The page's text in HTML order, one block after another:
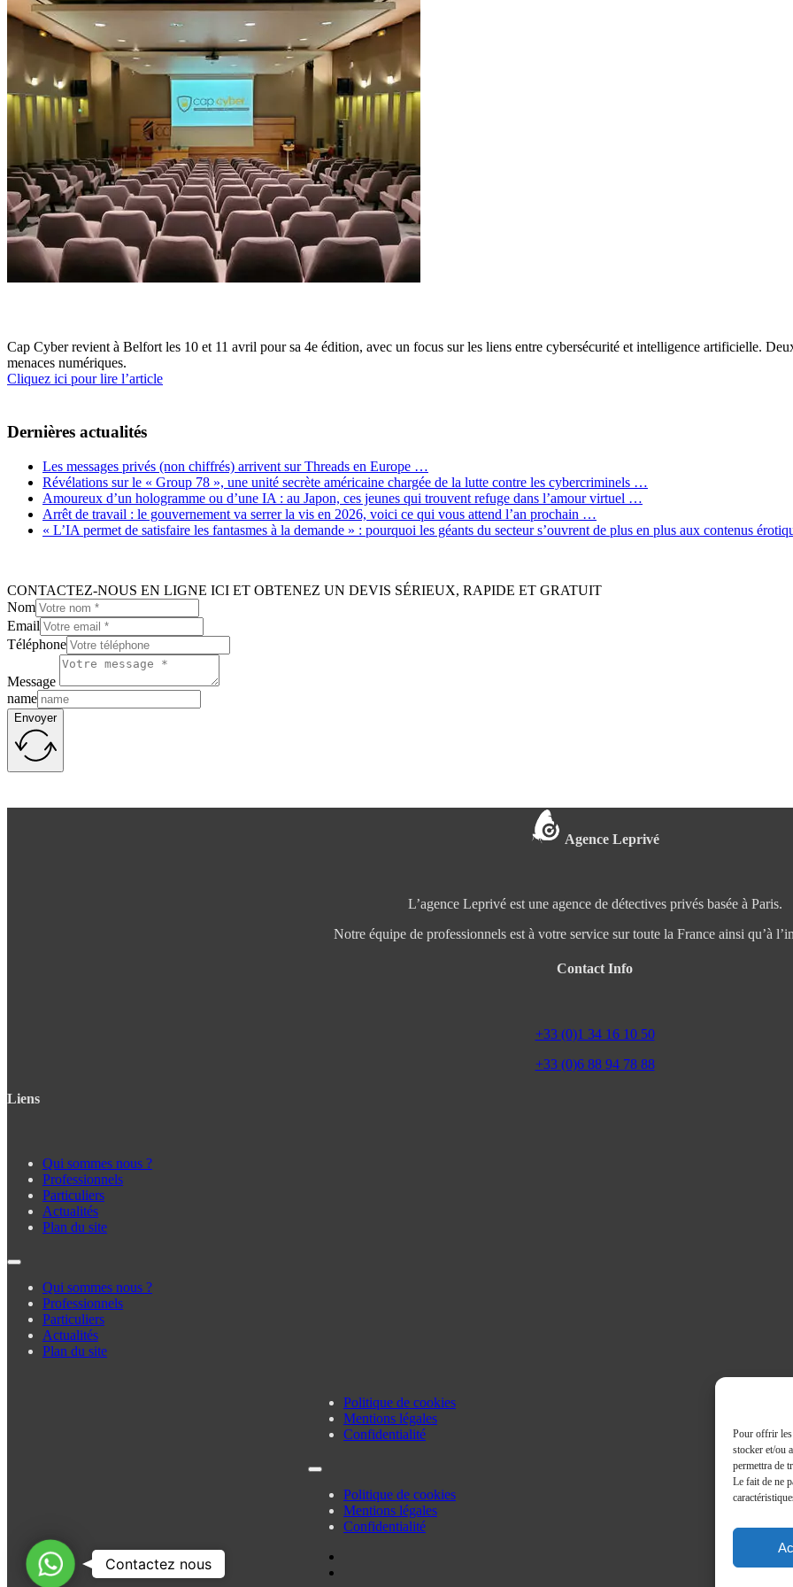
Pour offrir les
stocker et/ou
permettra de
Le fait de ne
Cap Cyber revient à Belfort les 10 et 11 avril pour sa 4e édition, avec un focus sur les liens entre cybersécurité et intelligence artificielle.
menaces numériques.
Cliquez ici pour lire l’article
Dernières actualités
Les messages privés (non chiffrés) arrivent sur Threads en Europe …
Révélations sur le « Group 78 », une unité secrète américaine chargée de la lutte contre les cybercriminels …
Amoureux d’un hologramme ou d’une IA : au Japon, ces jeunes qui trouvent refuge dans l’amour virtuel …
Arrêt de travail : le gouvernement va serrer la vis en 2026, voici ce qui vous attend l’an prochain …
« L’IA permet de satisfaire les fantasmes à la demande » : pourquoi les géants du secteur s’ouvrent de plus en plus aux contenus
CONTACTEZ-NOUS EN LIGNE ICI ET OBTENEZ UN DEVIS SÉRIEUX, RAPIDE ET GRATUIT
Nom
Email
Téléphone
Message
name
Envoyer
Agence Leprivé
L’agence Leprivé est une agence de détectives privés basée à Paris.
Notre équipe de professionnels est à votre service sur toute la France ainsi qu’à
Contact Info
+33 (0)1 34 16 10 50
+33 (0)6 88 94 78 88
Liens
Qui sommes nous ?
Professionnels
Particuliers
Actualités
Plan du site
Qui sommes nous ?
Professionnels
Particuliers
Actualités
Plan du site
Politique de cookies
Mentions légales
Confidentialité
Politique de cookies
Mentions légales
Confidentialité
Contactez
nous
Contactez nous